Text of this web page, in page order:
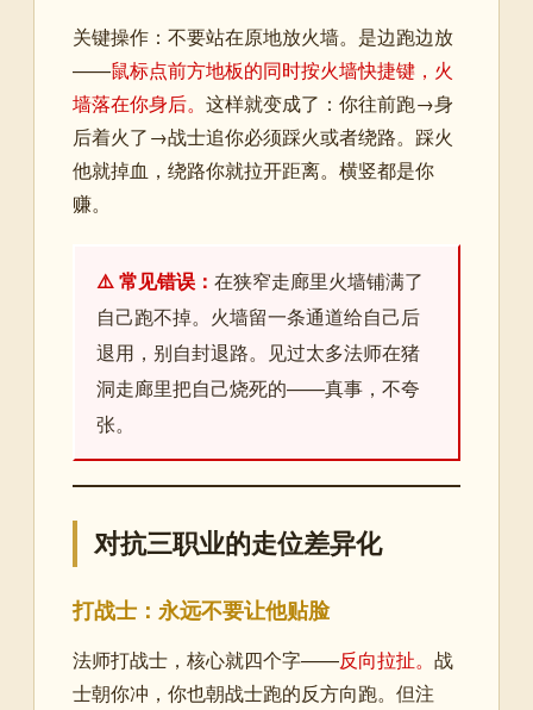
关键操作：不要站在原地放火墙。是边跑边放
——鼠标点前方地板的同时按火墙快捷键，火
墙落在你身后。 这样就变成了：你往前跑→身
后着火了→战士追你必须踩火或者绕路。踩火
他就掉血，绕路你就拉开距离。横竖都是你
赚。
⚠️ 常见错误： 在狭窄走廊里火墙铺满了
自己跑不掉。火墙留一条通道给自己后
退用，别自封退路。见过太多法师在猪
洞走廊里把自己烧死的——真事，不夸
张。
对抗三职业的走位差异化
打战士：永远不要让他贴脸
法师打战士，核心就四个字——反向拉扯。 战
士朝你冲，你也朝战士跑的反方向跑。但注